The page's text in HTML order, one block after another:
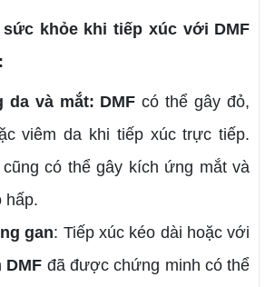
khỏe khi tiếp xúc với DMF
da và mắt: DMF có thể gây đỏ,
viêm da khi tiếp xúc trực tiếp.
có thể gây kích ứng mắt và
hấp.
gan: Tiếp xúc kéo dài hoặc với
DMF đã được chứng minh có thể